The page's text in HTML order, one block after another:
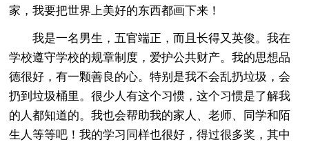
家，我要把世界上美好的东西都画下来！
我是一名男生，五官端正，而且长得又英俊。我在
学校遵守学校的规章制度，爱护公共财产。我的思想品
德很好，有一颗善良的心。特别是我不会乱扔垃圾，会
扔到垃圾桶里。很少人有这个习惯，这个习惯是了解我
的人都知道的。我也会帮助我的家人、老师、同学和陌
生人等等吧！我的学习同样也很好，得过很多奖，其中